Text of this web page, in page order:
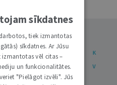
Ē G Ģ
K
P R S Š T U
V
sīkdatnes
tiek izmantotas
sīkdatnes. Ar Jūsu
vēl citas –
un funkcionalitātes.
"Pielāgot izvēli". Jūs